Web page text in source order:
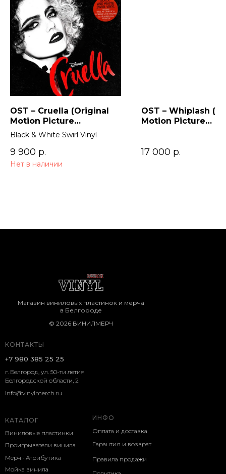
OST – Cruella (Original
Motion Picture
Soundtrack) 2LP
Black & White Swirl Vinyl
9 900 р.
Нет в наличии
OST – Whiplash
Motion Picture
17 000 р.
КОНТАКТЫ
г. Белгород, ул. 50-ти летия
Белгородской области, 2
КАТАЛОГ
Виниловые пластинки
ИНФО
Оплата и доставка
+7 980 385 25 25
Магазин виниловых пластинок и мерча
в Белгороде
Проигрыватели винила
Мерч · Атрибутика
Мойка винила
Гарантия и возврат
Правила продажи
© 2026 ВИНИЛМЕРЧ
info@vinylmerch.ru